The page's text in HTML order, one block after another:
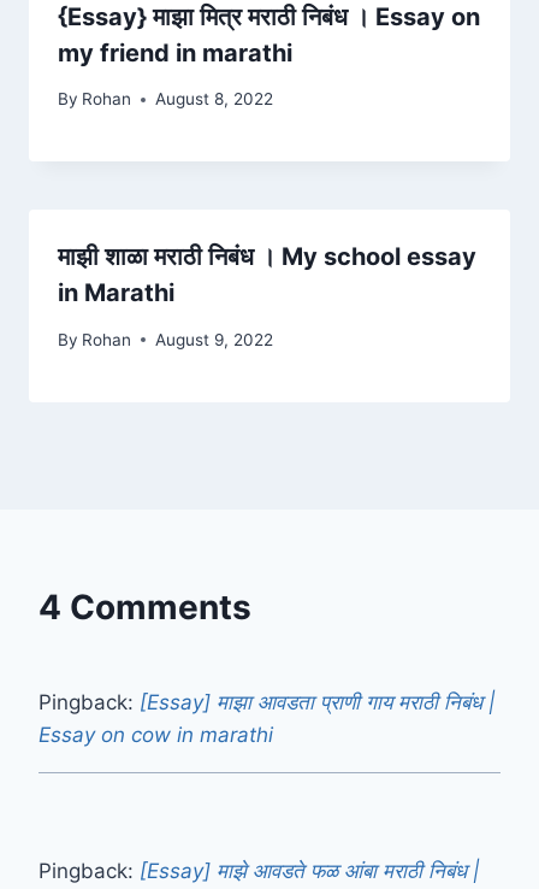
{Essay} माझा मित्र मराठी निबंध । Essay on
my friend in marathi
By Rohan August 8, 2022
माझी शाळा मराठी निबंध । My school essay
in Marathi
By Rohan August 9, 2022
4 Comments
Pingback: [Essay] माझा आवडता प्राणी गाय मराठी निबंध |
Essay on cow in marathi
Pingback: [Essay] माझे आवडते फळ आंबा मराठी निबंध |